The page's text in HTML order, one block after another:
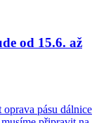
od 15.6. až
pásu dálnice